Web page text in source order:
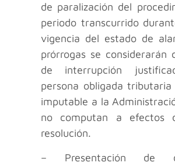
de paralización del
periodo transcurrido
vigencia del estado de
prórrogas se considerarán
de interrupción
persona obligada
imputable a la
no computan a efectos
resolución.
– Presentación de